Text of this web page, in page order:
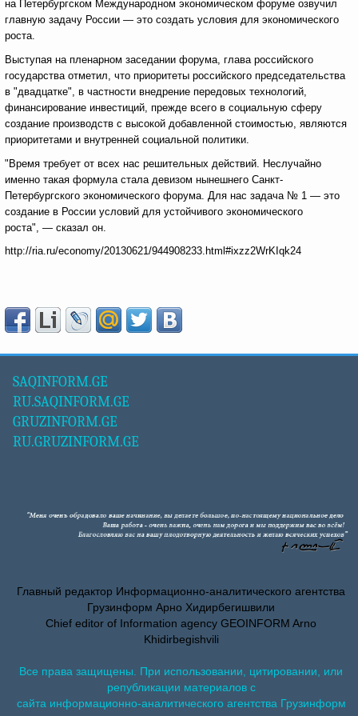
на Петербургском Международном экономическом форуме озвучил
главную задачу России — это создать условия для экономического
роста.
Выступая на пленарном заседании форума, глава российского
государства отметил, что приоритеты российского председательства
в "двадцатке", в частности внедрение передовых технологий,
финансирование инвестиций, прежде всего в социальную сферу
создание производств с высокой добавленной стоимостью, являются
приоритетами и внутренней социальной политики.
"Время требует от всех нас решительных действий. Неслучайно
именно такая формула стала девизом нынешнего Санкт-
Петербургского экономического форума. Для нас задача № 1 — это
создание в России условий для устойчивого экономического
роста", — сказал он.
http://ria.ru/economy/20130621/944908233.html#ixzz2WrKIqk24
SAQINFORM.GE
RU.SAQINFORM.GE
GRUZINFORM.GE
RU.GRUZINFORM.GE
Главный редактор Информационно-аналитического агентства
Грузинформ Арно Хидирбегишвили
Chief editor of Information agency GEOINFORM Arno
Khidirbegishvili
Все права защищены. При использовании, цитировании, или
републикации материалов с
сайта информационно-аналитического агентства Грузинформ